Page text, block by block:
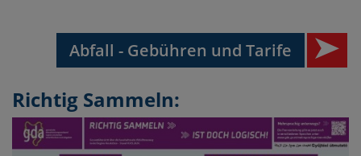
Abfall - Gebühren und Tarife
Richtig Sammeln: